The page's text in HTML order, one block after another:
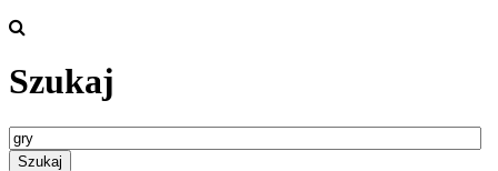
Szukaj
Szukaj